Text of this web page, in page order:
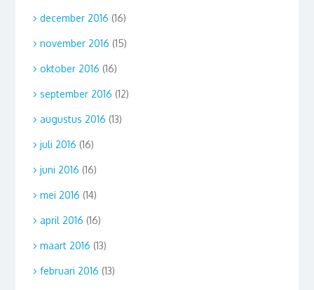
december 2016 (16)
november 2016 (15)
oktober 2016 (16)
september 2016 (12)
augustus 2016 (13)
juli 2016 (16)
juni 2016 (16)
mei 2016 (14)
april 2016 (16)
maart 2016 (13)
februari 2016 (13)